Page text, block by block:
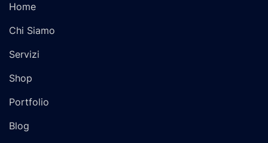
Home
Chi Siamo
Servizi
Shop
Portfolio
Blog